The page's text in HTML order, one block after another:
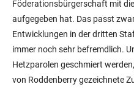
Föderationsbürgerschaft mit
aufgegeben hat. Das passt
Entwicklungen in der dritten
immer noch sehr befremdlich.
Hetzparolen geschmiert
von Roddenberry gezeichnete